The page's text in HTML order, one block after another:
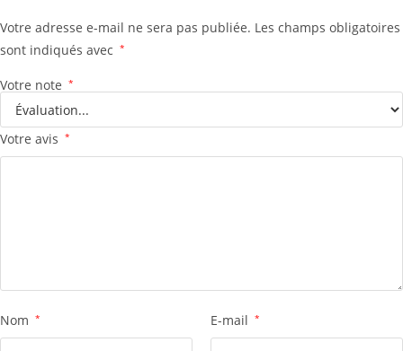
Votre adresse e-mail ne sera pas publiée. Les champs obligatoires
sont indiqués avec *
Votre note *
Votre avis *
Nom * E-mail *